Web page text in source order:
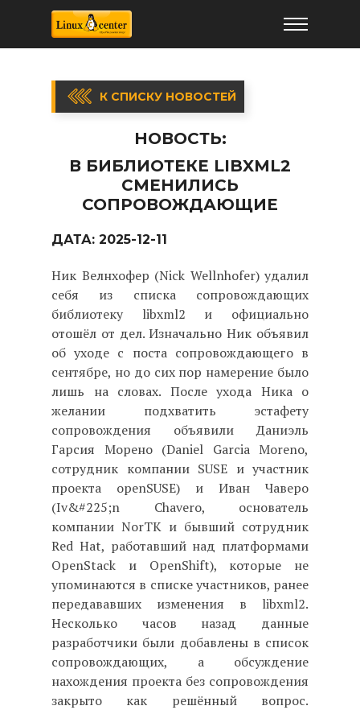
К СПИСКУ НОВОСТЕЙ
НОВОСТЬ:
В БИБЛИОТЕКЕ LIBXML2
СМЕНИЛИСЬ
СОПРОВОЖДАЮЩИЕ
ДАТА: 2025-12-11
Ник Велнхофер (Nick Wellnhofer) удалил
себя из списка сопровождающих
библиотеку libxml2 и официально
отошёл от дел. Изначально Ник объявил
об уходе с поста сопровождающего в
сентябре, но до сих пор намерение было
лишь на словах. После ухода Ника о
желании подхватить эстафету
сопровождения объявили Даниэль
Гарсия Морено (Daniel Garcia Moreno,
сотрудник компании SUSE и участник
проекта openSUSE) и Иван Чаверо
(Iv&#225;n Chavero, основатель
компании NorTK и бывший сотрудник
Red Hat, работавший над платформами
OpenStack и OpenShift), которые не
упоминаются в списке участников, ранее
передававших изменения в libxml2.
Несколько часов назад данные
разработчики были добавлены в список
сопровождающих, а обсуждение
нахождения проекта без сопровождения
закрыто как решённый вопрос.